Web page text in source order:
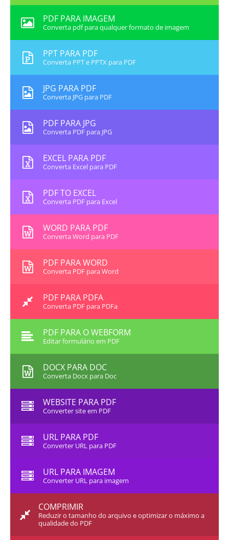
PDF PARA IMAGEM
Converta pdf para qualquer formato de imagem
PPT PARA PDF
Converta PPT e PPTX para PDF
JPG PARA PDF
Converta JPG para PDF
PDF PARA JPG
Converta PDF para JPG
EXCEL PARA PDF
Converta Excel para PDF
PDF TO EXCEL
Converta PDF para Excel
WORD PARA PDF
Converta Word para PDF
PDF PARA WORD
Converta PDF para Word
PDF PARA PDFA
Converta PDF para PDFa
PDF PARA O WEBFORM
Editar formulário em PDF
DOCX PARA DOC
Converta Docx para Doc
WEBSITE PARA PDF
Converter site em PDF
URL PARA PDF
Converter URL para PDF
URL PARA IMAGEM
Converter URL para imagem
COMPRIMIR
Reduzir o tamanho do arquivo e optimizar o máximo a
qualidade do PDF